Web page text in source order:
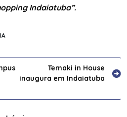
Indaiatuba”.
Temaki in House
inaugura em Indaiatuba